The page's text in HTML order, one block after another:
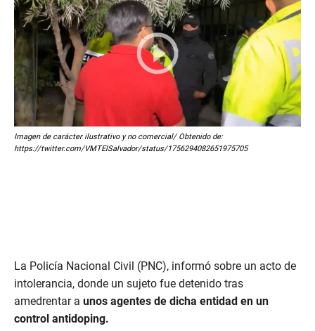
Imagen de carácter ilustrativo y no comercial/ Obtenido de:
https://twitter.com/VMTElSalvador/status/1756294082651975705
La Policía Nacional Civil (PNC), informó sobre un acto de
intolerancia, donde un sujeto fue detenido tras
amedrentar a unos agentes de dicha entidad en un
control antidoping.